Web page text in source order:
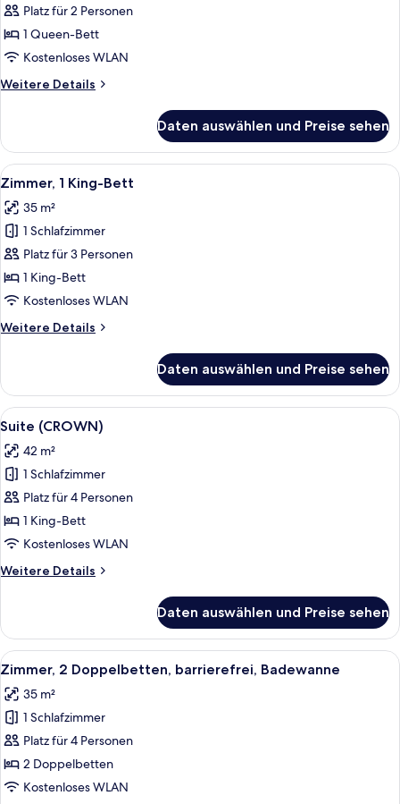
1
Queen-
Bett
Platz für 2 Personen
1 Queen-Bett
Kostenloses WLAN
Weitere Details
Weitere
1
Queen-
Bett
Daten auswählen und Preise sehen
Alle
Fotos
für
Zimmer,
1 King-
Bett
anzeigen
Ein modernes Hotelzimmer mit Bett,
4
Zimmer, 1 King-Bett
35 m²
1 Schlafzimmer
Platz für 3 Personen
1 King-Bett
Kostenloses WLAN
Weitere Details
Weitere
1 King-
Bett
Daten auswählen und Preise sehen
Alle
Fotos
für
Suite
(CROWN)
anzeigen
Ein modernes Hotelzimmer mit
8
Suite (CROWN)
42 m²
1 Schlafzimmer
Platz für 4 Personen
1 King-Bett
Kostenloses WLAN
Weitere Details
Weitere
(CROWN)
Daten auswählen und Preise sehen
Alle
Fotos
für
Zimmer,
2 Doppelbetten,
barrierefrei,
Badewanne
Ein Hotelzimmer mit einem Bett,
5
Zimmer, 2 Doppelbetten, barrierefrei, Badewanne
35 m²
1 Schlafzimmer
Platz für 4 Personen
2 Doppelbetten
Kostenloses WLAN